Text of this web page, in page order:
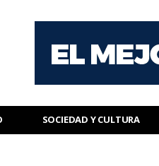
SOCIEDAD Y CULTURA